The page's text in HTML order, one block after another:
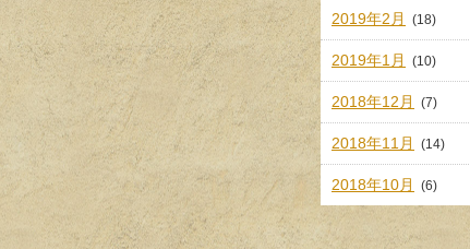
2019年2月 (18)
2019年1月 (10)
2018年12月 (7)
2018年11月 (14)
2018年10月 (6)